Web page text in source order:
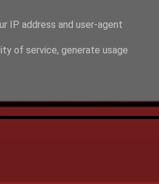
IP address and user-agent
of service, generate usage